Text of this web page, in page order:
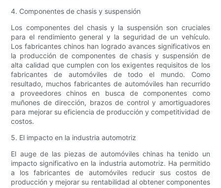
4. Componentes de chasis y suspensión
Los componentes del chasis y la suspensión son cruciales
para el rendimiento general y la seguridad de un vehículo.
Los fabricantes chinos han logrado avances significativos en
la producción de componentes de chasis y suspensión de
alta calidad que cumplen con los exigentes requisitos de los
fabricantes de automóviles de todo el mundo. Como
resultado, muchos fabricantes de automóviles han recurrido
a proveedores chinos en busca de componentes como
muñones de dirección, brazos de control y amortiguadores
para mejorar su eficiencia de producción y competitividad de
costos.
5. El impacto en la industria automotriz
El auge de las piezas de automóviles chinas ha tenido un
impacto significativo en la industria automotriz. Ha permitido
a los fabricantes de automóviles reducir sus costos de
producción y mejorar su rentabilidad al obtener componentes